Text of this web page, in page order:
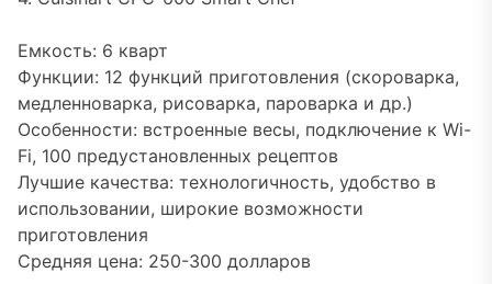
Емкость: 6 кварт
Функции: 12 функций приготовления (скороварка,
медленноварка, рисоварка, пароварка и др.)
Особенности: встроенные весы, подключение к Wi-
Fi, 100 предустановленных рецептов
Лучшие качества: технологичность, удобство в
использовании, широкие возможности
приготовления
Средняя цена: 250-300 долларов